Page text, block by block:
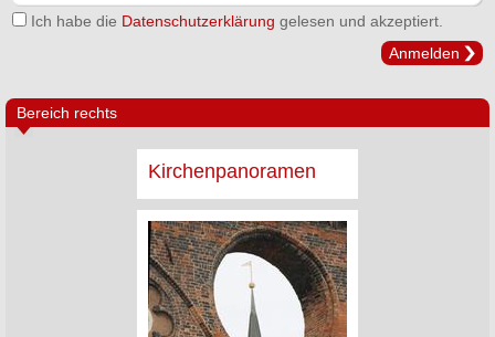
Ich habe die Datenschutzerklärung gelesen und akzeptiert.
Anmelden
Bereich rechts
Kirchenpanoramen